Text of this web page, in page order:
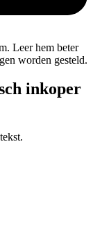
Leer hem beter
worden gesteld.
inkoper